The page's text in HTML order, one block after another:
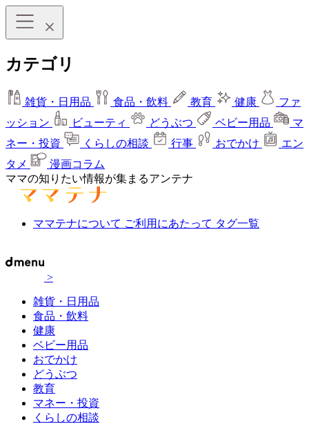
カテゴリ
雑貨・日用品 食品・飲料 教育 健康
ファ
ッション
ビューティ どうぶつ ベビー用品
マ
ネー・投資
くらしの相談 行事 おでかけ
エン
タメ
漫画コラム
ママの知りたい情報が集まるアンテナ
ママテナについて ご利用にあたって タグ一覧
>
雑貨・日用品
食品・飲料
健康
ベビー用品
おでかけ
どうぶつ
教育
マネー・投資
くらしの相談